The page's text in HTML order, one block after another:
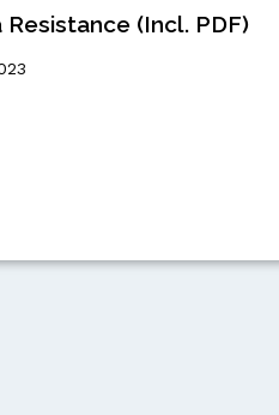
Resistance (Incl. PDF)